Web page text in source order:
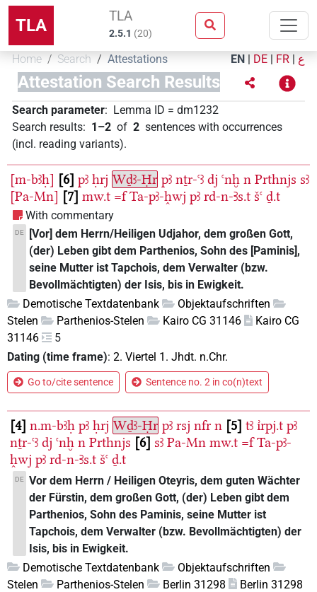
TLA TLA
2.5.1 (20)
Home Search Attestations EN | DE | FR | ع
Attestation Search Results
Search parameter: Lemma ID = dm1232
Search results: 1–2 of 2 sentences with occurrences
(incl. reading variants).
[m-bꜣḥ] 6 pꜣ ḥrj Wḏꜣ-Ḥr pꜣ nṯr-ꜥꜣ dj ꜥnḫ n Prthnjs sꜣ
[Pa-Mn]
7 mw.t =f Ta-pꜣ-h̭wj pꜣ rd-n-Ꜣs.t šꜥ ḏ.t
With commentary
DE
[Vor] dem Herrn/Heiligen Udjahor, dem großen Gott,
(der) Leben gibt dem Parthenios, Sohn des [Paminis],
seine Mutter ist Tapchois, dem Verwalter (bzw.
Bevollmächtigten) der Isis, bis in Ewigkeit.
Demotische Textdatenbank
Objektaufschriften
Stelen
Parthenios-Stelen Kairo CG 31146
Kairo CG
31146
5
Dating (time frame): 2. Viertel 1. Jhdt. n.Chr.
Go to/cite sentence Sentence no. 2 in co(n)text
4 n.m-bꜣḥ pꜣ ḥrj Wḏꜣ-Ḥr pꜣ rsj nfr n 5 tꜣ ı͗rpj.t pꜣ
nṯr-ꜥꜣ dj ꜥnḫ n Prthnjs 6 sꜣ Pa-Mn mw.t =f Ta-pꜣ-
h̭wj pꜣ rd-n-Ꜣs.t šꜥ ḏ.t
DE
Vor dem Herrn / Heiligen Oteyris, dem guten Wächter
der Fürstin, dem großen Gott, (der) Leben gibt dem
Parthenios, Sohn des Paminis, seine Mutter ist
Tapchois, dem Verwalter (bzw. Bevollmächtigten) der
Isis, bis in Ewigkeit.
Demotische Textdatenbank
Objektaufschriften
Stelen
Parthenios-Stelen Berlin 31298
Berlin 31298